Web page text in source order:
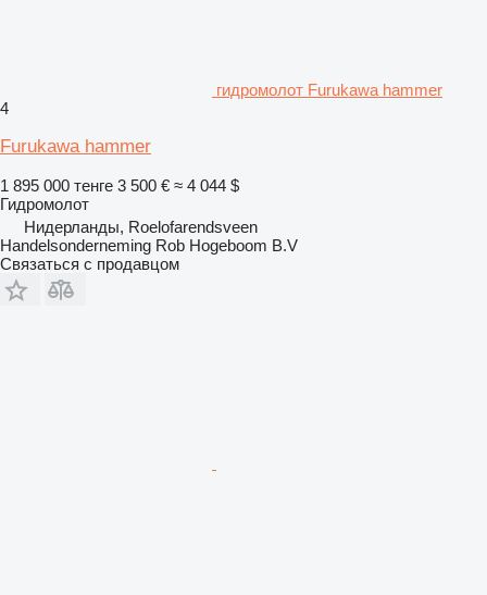
гидромолот Furukawa hammer
4
Furukawa hammer
1 895 000 тенге 3 500 € ≈ 4 044 $
Гидромолот
Нидерланды, Roelofarendsveen
Handelsonderneming Rob Hogeboom B.V
Связаться с продавцом